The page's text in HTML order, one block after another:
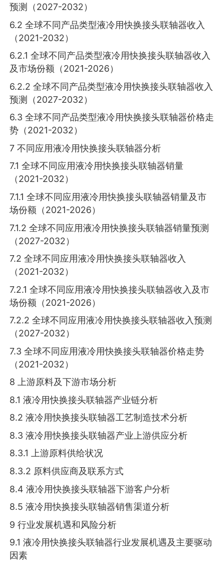
预测（2027-2032）
6.2 全球不同产品类型液冷用快换接头联轴器收入
（2021-2032）
6.2.1 全球不同产品类型液冷用快换接头联轴器收入
及市场份额（2021-2026）
6.2.2 全球不同产品类型液冷用快换接头联轴器收入
预测（2027-2032）
6.3 全球不同产品类型液冷用快换接头联轴器价格走
势（2021-2032）
7 不同应用液冷用快换接头联轴器分析
7.1 全球不同应用液冷用快换接头联轴器销量
（2021-2032）
7.1.1 全球不同应用液冷用快换接头联轴器销量及市
场份额（2021-2026）
7.1.2 全球不同应用液冷用快换接头联轴器销量预测
（2027-2032）
7.2 全球不同应用液冷用快换接头联轴器收入
（2021-2032）
7.2.1 全球不同应用液冷用快换接头联轴器收入及市
场份额（2021-2026）
7.2.2 全球不同应用液冷用快换接头联轴器收入预测
（2027-2032）
7.3 全球不同应用液冷用快换接头联轴器价格走势
（2021-2032）
8 上游原料及下游市场分析
8.1 液冷用快换接头联轴器产业链分析
8.2 液冷用快换接头联轴器工艺制造技术分析
8.3 液冷用快换接头联轴器产业上游供应分析
8.3.1 上游原料供给状况
8.3.2 原料供应商及联系方式
8.4 液冷用快换接头联轴器下游客户分析
8.5 液冷用快换接头联轴器销售渠道分析
9 行业发展机遇和风险分析
9.1 液冷用快换接头联轴器行业发展机遇及主要驱动
因素